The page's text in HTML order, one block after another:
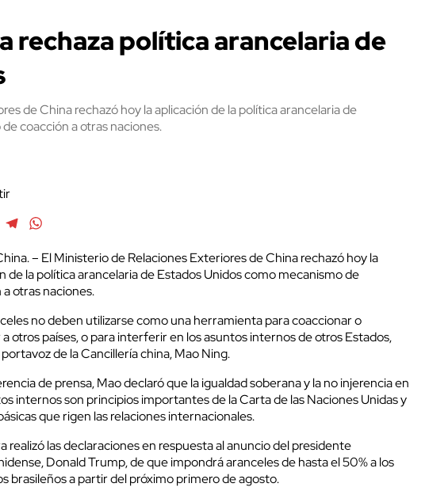
rechaza política arancelaria de
de China rechazó hoy la aplicación de la política arancelaria de
coacción a otras naciones.
TwitterTelegram
– El Ministerio de Relaciones Exteriores de China rechazó hoy la
de la política arancelaria de Estados Unidos como mecanismo de
otras naciones.
no deben utilizarse como una herramienta para coaccionar o
otros países, o para interferir en los asuntos internos de otros Estados,
de la Cancillería china, Mao Ning.
de prensa, Mao declaró que la igualdad soberana y la no injerencia en
internos son principios importantes de la Carta de las Naciones Unidas y
que rigen las relaciones internacionales.
realizó las declaraciones en respuesta al anuncio del presidente
Donald Trump, de que impondrá aranceles de hasta el 50% a los
brasileños a partir del próximo primero de agosto.